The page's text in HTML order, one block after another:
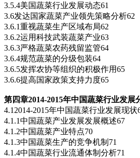
3.5.4美国蔬菜行业发展动态61
3.6发达国家蔬菜产业领先策略分析62
3.6.1重视蔬菜生产区域布局62
3.6.2运用科技武装蔬菜产业63
3.6.3严格蔬菜农药残留监管64
3.6.4规范蔬菜的分级包装64
3.6.5发挥农协等组织的积极作用65
3.6.6提高国家政策支持力度65
第四章2014-2015年中国蔬菜行业发展
4.12014-2015年中国蔬菜行业发展现状
4.1.1中国蔬菜产业发展发展概述67
4.1.2中国蔬菜产业特点70
4.1.3中国蔬菜生产的竞争机制71
4.1.4中国蔬菜行业流通体制分析71